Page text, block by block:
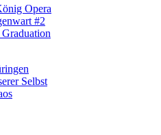
Opera
#2
Selbst